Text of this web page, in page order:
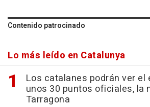
Contenido patrocinado
Lo más leído en Catalunya
Los catalanes podrán ver el
unos 30 puntos oficiales, la
Tarragona